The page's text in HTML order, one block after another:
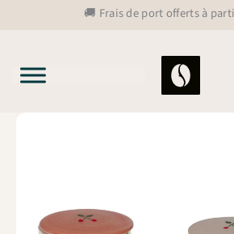
🚚 Frais de port offerts à